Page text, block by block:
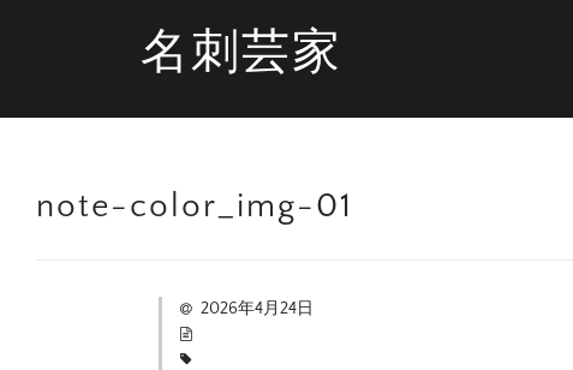
名刺芸家
note-color_img-01
2026年4月24日